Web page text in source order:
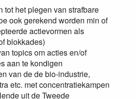
tot het plegen van strafbare
ook gerekend worden min of
actievormen als
blokkades)
topics om acties en/of
aan te kondigen
van de de bio-industrie,
etc. met concentratiekampen
uit de Tweede